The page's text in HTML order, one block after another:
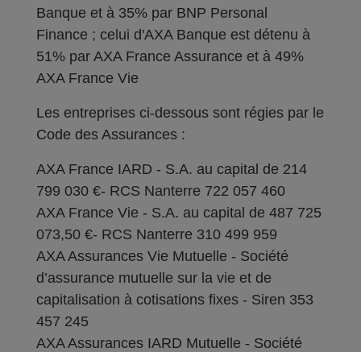
Banque et à 35% par BNP Personal
Finance ; celui d'AXA Banque est détenu à
51% par AXA France Assurance et à 49%
AXA France Vie
Les entreprises ci-dessous sont régies par le
Code des Assurances :
AXA France IARD - S.A. au capital de 214
799 030 €- RCS Nanterre 722 057 460
AXA France Vie - S.A. au capital de 487 725
073,50 €- RCS Nanterre 310 499 959
AXA Assurances Vie Mutuelle - Société
d’assurance mutuelle sur la vie et de
capitalisation à cotisations fixes - Siren 353
457 245
AXA Assurances IARD Mutuelle - Société